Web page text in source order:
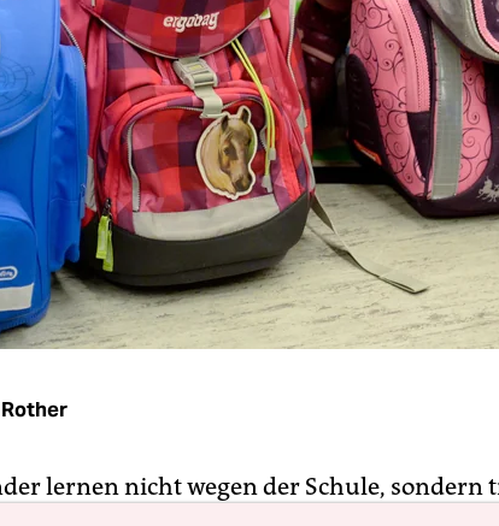
lernen nicht wegen der Schule, sondern